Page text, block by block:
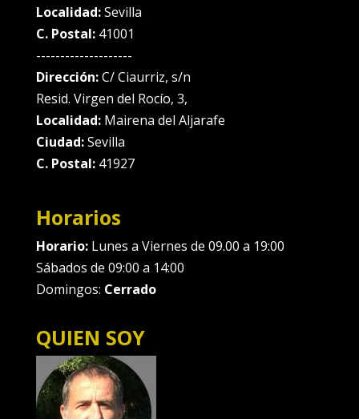
Localidad:Sevilla
C. Postal:41001
--------------------
Dirección:C/ Ciaurriz, s/n
Resid. Virgen del Rocío, 3,
Localidad:Mairena del Aljarafe
Ciudad:Sevilla
C. Postal:41927
Horarios
Horario:Lunes a Viernes de 09.00 a 19:00
Sábados de 09:00 a 14:00
Domingos: Cerrado
QUIEN SOY